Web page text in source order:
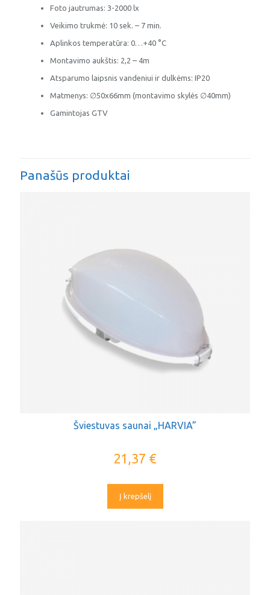
Foto jautrumas: 3-2000 lx
Veikimo trukmė: 10 sek. – 7 min.
Aplinkos temperatūra: 0…+40 °C
Montavimo aukštis: 2,2 – 4m
Atsparumo laipsnis vandeniui ir dulkėms: IP20
Matmenys: ∅50x66mm (montavimo skylės ∅40mm)
Gamintojas GTV
Panašūs produktai
Šviestuvas saunai „HARVIA”
21,37 €
Į krepšelį